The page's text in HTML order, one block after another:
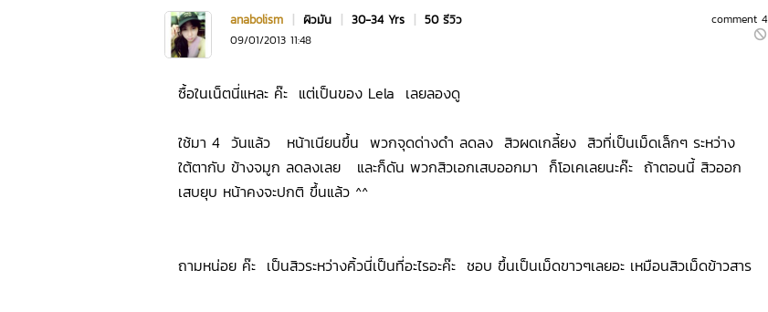
comment 4
anabolism | ผิวมัน | 30-34 Yrs | 50 รีวิว
09/01/2013 11:48
ซื้อในเน็ตนี่แหละ ค๊ะ แต่เป็นของ Lela เลยลองดู
ใช้มา 4 วันแล้ว หน้าเนียนขึ้น พวกจุดด่างดำ ลดลง สิวผดเกลี้ยง สิวที่เป็นเม็ดเล็กๆ ระหว่าง
ใต้ตากับ ข้างจมูก ลดลงเลย และก็ดัน พวกสิวเอกเสบออกมา ก็โอเคเลยนะค๊ะ ถ้าตอนนี้ สิวออก
เสบยุบ หน้าคงจะปกติ ขึ้นแล้ว ^^
ถามหน่อย ค๊ะ เป็นสิวระหว่างคิ้วนี่เป็นที่อะไรอะค๊ะ ชอบ ขึ้นเป็นเม็ดขาวๆเลยอะ เหมือนสิวเม็ดข้าวสาร